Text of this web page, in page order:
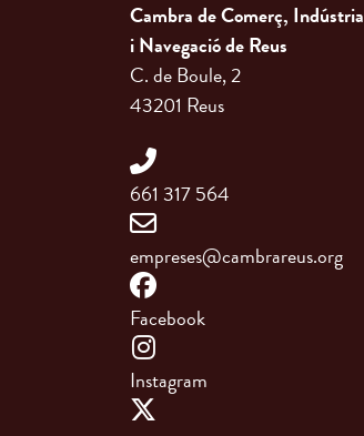
Cambra de Comerç, Indústria
i Navegació de Reus
C. de Boule, 2
43201 Reus
661 317 564
empreses@cambrareus.org
Facebook
Instagram